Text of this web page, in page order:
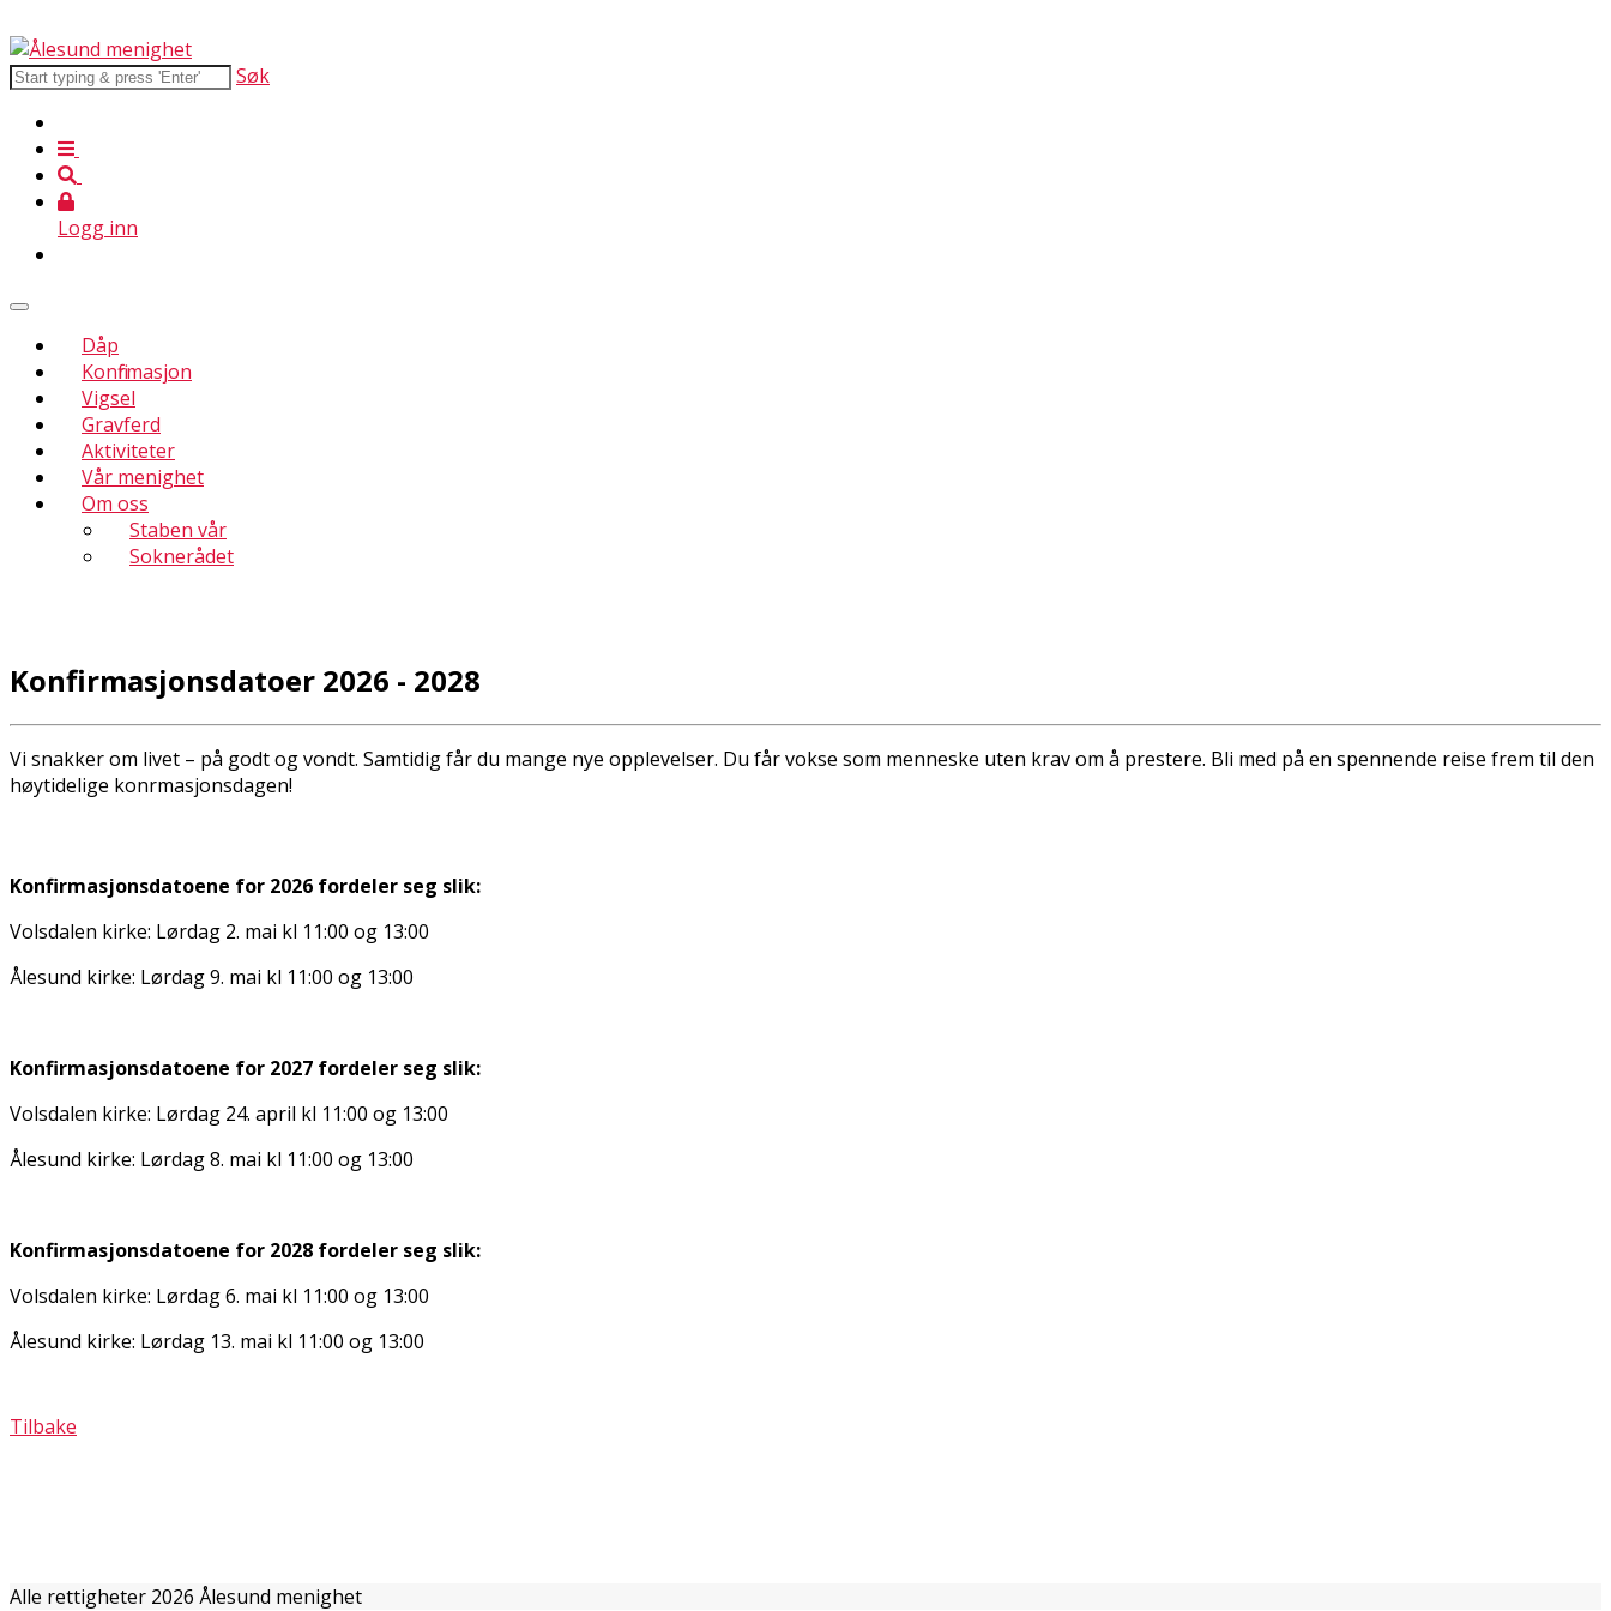
Søk
Logg inn
Dåp
Konfirmasjon
Vigsel
Gravferd
Aktiviteter
Vår menighet
Om oss
Staben vår
Soknerådet
Konfirmasjonsdatoer 2026 - 2028
Vi snakker om livet – på godt og vondt. Samtidig får du mange nye opplevelser. Du får vokse som menneske uten krav om å prestere. Bli med på en spennende reise frem til den
høytidelige konfirmasjonsdagen!
Konfirmasjonsdatoene for 2026 fordeler seg slik:
Volsdalen kirke: Lørdag 2. mai kl 11:00 og 13:00
Ålesund kirke: Lørdag 9. mai kl 11:00 og 13:00
Konfirmasjonsdatoene for 2027 fordeler seg slik:
Volsdalen kirke: Lørdag 24. april kl 11:00 og 13:00
Ålesund kirke: Lørdag 8. mai kl 11:00 og 13:00
Konfirmasjonsdatoene for 2028 fordeler seg slik:
Volsdalen kirke: Lørdag 6. mai kl 11:00 og 13:00
Ålesund kirke: Lørdag 13. mai kl 11:00 og 13:00
Tilbake
Alle rettigheter 2026 Ålesund menighet